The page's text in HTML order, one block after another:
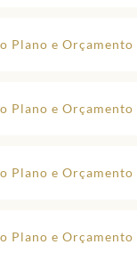
Plano e Orçamento
Plano e Orçamento
Plano e Orçamento
Plano e Orçamento